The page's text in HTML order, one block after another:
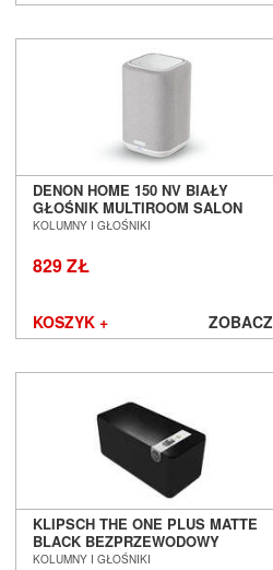
DENON HOME 150 NV BIAŁY
GŁOŚNIK MULTIROOM SALON
POZNAŃ WROCŁAW
KOLUMNY I GŁOŚNIKI
829 ZŁ
KOSZYK + ZOBACZ
KLIPSCH THE ONE PLUS MATTE
BLACK BEZPRZEWODOWY
GŁOŚNIK BLUETOOTH SALON
KOLUMNY I GŁOŚNIKI